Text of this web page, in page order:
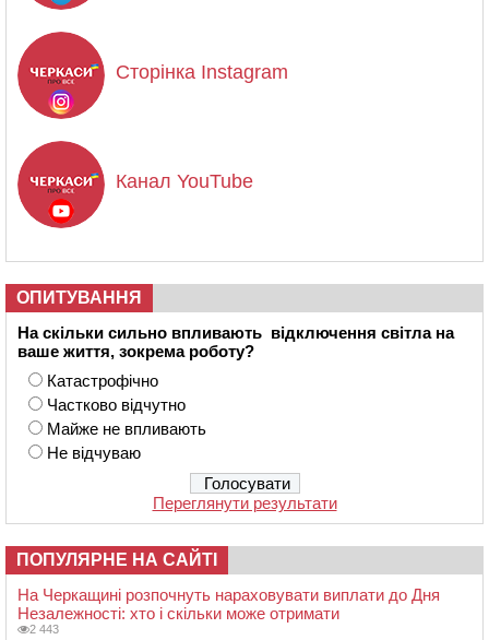
Сторінка Instagram
Канал YouTube
ОПИТУВАННЯ
На скільки сильно впливають відключення світла на
ваше життя, зокрема роботу?
Катастрофічно
Частково відчутно
Майже не впливають
Не відчуваю
Переглянути результати
ПОПУЛЯРНЕ НА САЙТІ
На Черкащині розпочнуть нараховувати виплати до Дня
Незалежності: хто і скільки може отримати
2 443